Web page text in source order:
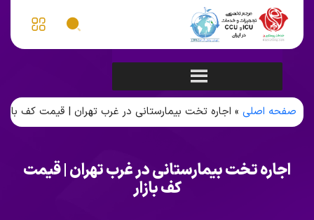
صفحه اصلی » اجاره تخت بیمارستانی در غرب تهران | قیمت کف بازار
اجاره تخت بیمارستانی در غرب تهران | قیمت
کف بازار